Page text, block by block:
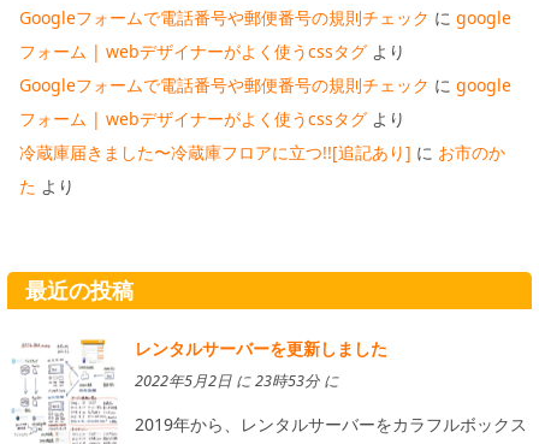
Googleフォームで電話番号や郵便番号の規則チェック に google
フォーム | webデザイナーがよく使うcssタグ より
Googleフォームで電話番号や郵便番号の規則チェック に google
フォーム | webデザイナーがよく使うcssタグ より
冷蔵庫届きました〜冷蔵庫フロアに立つ!![追記あり] に お市のか
た より
最近の投稿
レンタルサーバーを更新しました
2022年5月2日 に 23時53分 に
2019年から、レンタルサーバーをカラフルボックス